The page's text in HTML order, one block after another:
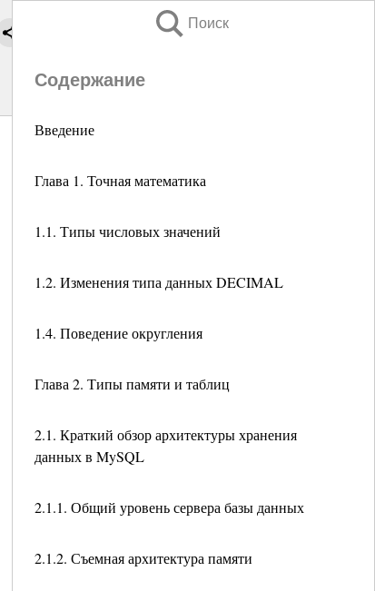
Поиск
Содержание
Введение
Глава 1. Точная математика
1.1. Типы числовых значений
1.2. Изменения типа данных DECIMAL
1.4. Поведение округления
Глава 2. Типы памяти и таблиц
2.1. Краткий обзор архитектуры хранения
данных в MySQL
2.1.1. Общий уровень сервера базы данных
2.1.2. Съемная архитектура памяти